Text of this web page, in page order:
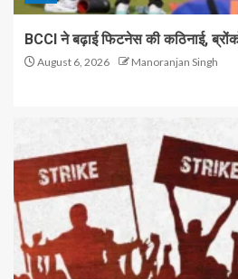
BCCI ने बढ़ाई फिटनेस की कठिनाई,
August 6, 2026 Manoranjan Singh